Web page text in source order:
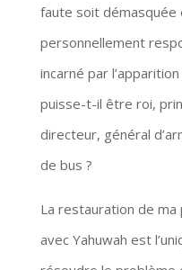
faute soit démasquée
personnellement
incarné par
puisse-t-il être roi,
directeur, général
de bus ?
La restauration de
avec Yahuwah est